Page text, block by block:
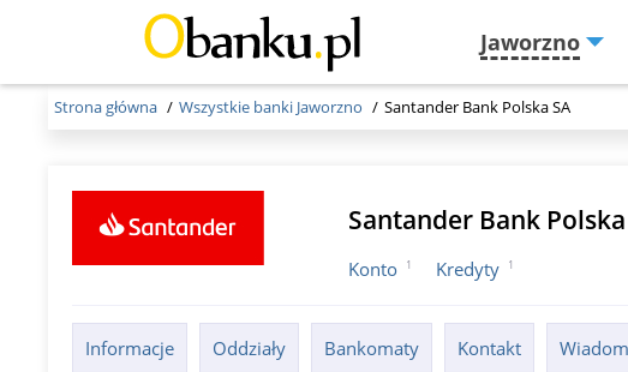
Jaworzno
Strona główna Wszystkie banki Jaworzno Santander Bank Polska SA
Santander Bank
Konto 1 Kredyty 1
Informacje Oddziały Bankomaty Kontakt